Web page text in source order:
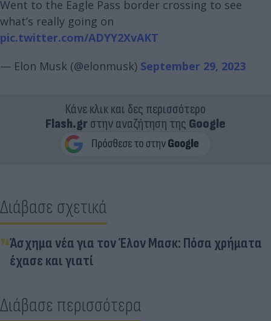
Went to the Eagle Pass border crossing to see
what’s really going on
pic.twitter.com/ADYY2XvAKT
— Elon Musk (@elonmusk) September 29, 2023
Κάνε κλικ και δες περισσότερο
Flash.grστην αναζήτηση της Google
Διάβασε σχετικά
Άσχημα νέα για τον Έλον Μασκ: Πόσα χρήματα
έχασε και γιατί
Διάβασε περισσότερα